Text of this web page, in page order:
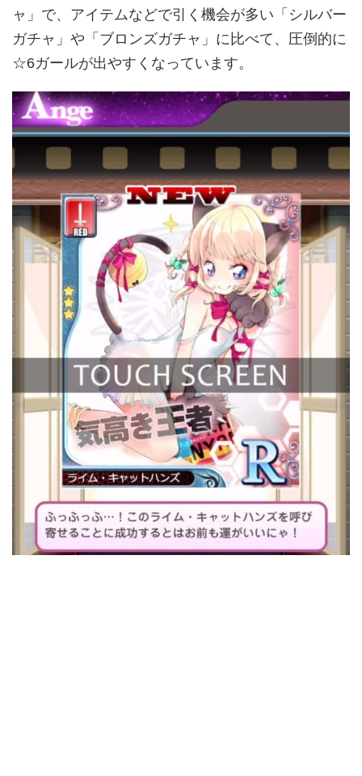
ャ」で、アイテムなどで引く機会が多い「シルバー
ガチャ」や「ブロンズガチャ」に比べて、圧倒的に
☆6ガールが出やすくなっています。